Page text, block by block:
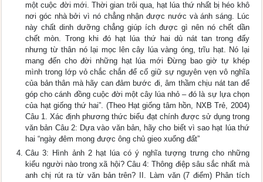
một cuộc đời mới. Thời gian trôi qua, hạt lúa thứ nhất bị héo khô
nơi góc nhà bởi vì nó chẳng nhận được nước và ánh sáng. Lúc
này chất dinh dưỡng chẳng giúp ích được gì nên nó chết dần
chết mòn. Trong khi đó hạt lúa thứ hai dù nát tan trong đấy
nhưng từ thân nó lại mọc lên cây lúa vàng óng, trĩu hạt. Nó lại
mang đến cho đời những hạt lúa mới Đừng bao giờ tự khép
mình trong lớp vỏ chắc chắn để cố giữ sự nguyên vẹn vô nghĩa
của bản thân mà hãy can đảm bước đi, âm thầm chịu nát tan để
góp cho cánh đồng cuộc đời một cây lúa nhỏ – đó là sự lựa chọn
của hạt giống thứ hai”. (Theo Hạt giống tâm hồn, NXB Trẻ, 2004)
Câu 1. Xác định phương thức biểu đạt chính được sử dụng trong
văn bản Câu 2: Dựa vào văn bản, hãy cho biết vì sao hạt lúa thứ
hai “ngày đêm mong được ông chủ gieo xuống đất”
Câu 3: Hình ảnh 2 hạt lúa có ý nghĩa tượng trưng cho những
kiểu người nào trong xã hội? Câu 4: Thông điệp sâu sắc nhất mà
anh chị rút ra từ văn bản trên? II. Làm văn (7 điểm) Phân tích